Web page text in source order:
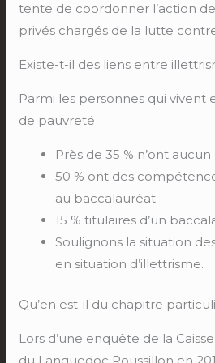
tente de coordonner l’action
privés chargés de la lutte
Existe-t-il des liens entre
Parmi les personnes qui vivent
de pauvreté
Près de 35 % n’ont
50 % ont des
au baccalauréat
15 % titulaires d’un
Soulignons la situation
en situation d’illettrisme.
Qu’en est-il du chapitre
Lors d’une enquête de la